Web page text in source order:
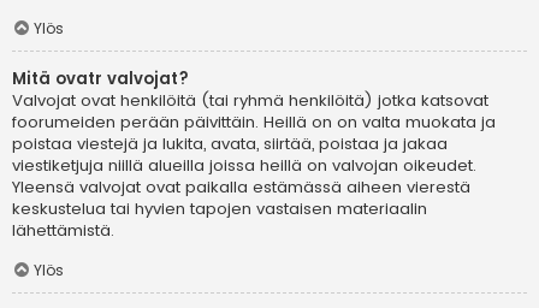
Ylös
Mitä ovatr valvojat?
Valvojat ovat henkilöitä (tai ryhmä henkilöitä) jotka katsovat
foorumeiden perään päivittäin. Heillä on on valta muokata ja
poistaa viestejä ja lukita, avata, siirtää, poistaa ja jakaa
viestiketjuja niillä alueilla joissa heillä on valvojan oikeudet.
Yleensä valvojat ovat paikalla estämässä aiheen vierestä
keskustelua tai hyvien tapojen vastaisen materiaalin
lähettämistä.
Ylös